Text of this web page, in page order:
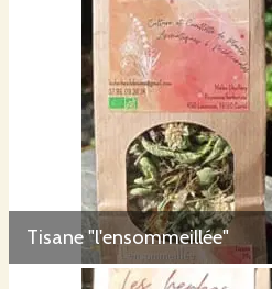
Tisane "l'ensommeillée"